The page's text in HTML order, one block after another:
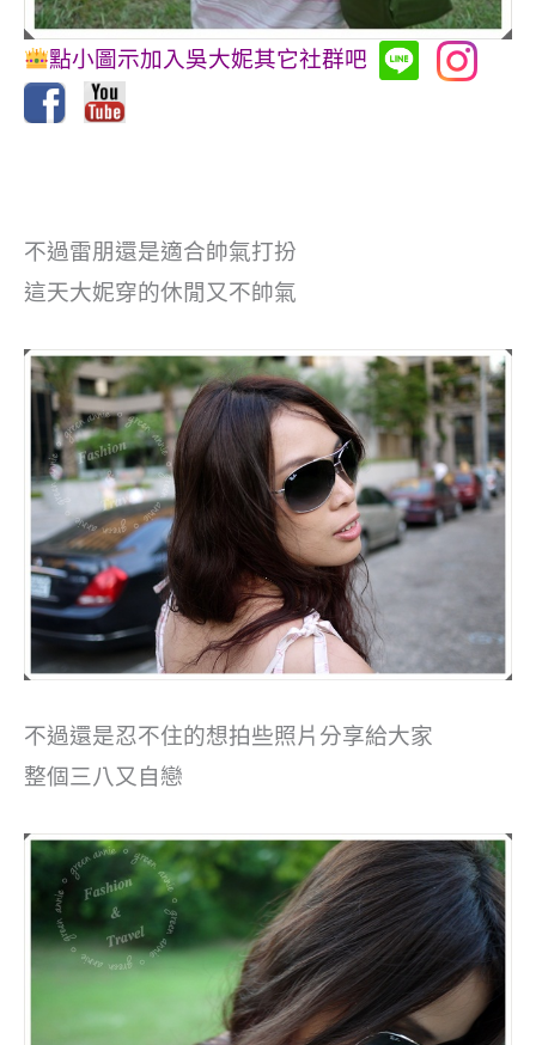
點小圖示加入吳大妮其它社群吧
不過雷朋還是適合帥氣打扮
這天大妮穿的休閒又不帥氣
不過還是忍不住的想拍些照片分享給大家
整個三八又自戀